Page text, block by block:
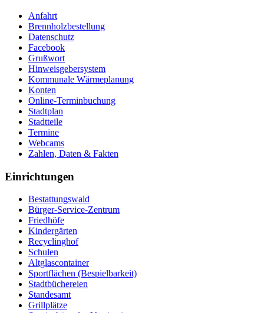
Anfahrt
Brennholzbestellung
Datenschutz
Facebook
Grußwort
Hinweisgebersystem
Kommunale Wärmeplanung
Konten
Online-Terminbuchung
Stadtplan
Stadtteile
Termine
Webcams
Zahlen, Daten & Fakten
Einrichtungen
Bestattungswald
Bürger-Service-Zentrum
Friedhöfe
Kindergärten
Recyclinghof
Schulen
Altglascontainer
Sportflächen (Bespielbarkeit)
Stadtbüchereien
Standesamt
Grillplätze